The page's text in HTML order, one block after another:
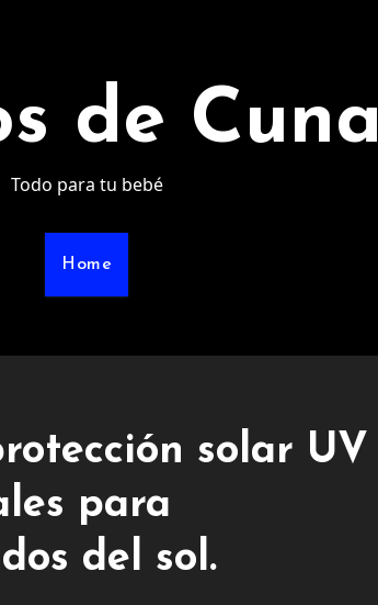
de Cuna
Todo para tu bebé
Home
solar UV
para
del sol.